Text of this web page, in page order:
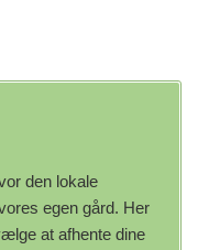
den lokale
egen gård. Her
at afhente dine